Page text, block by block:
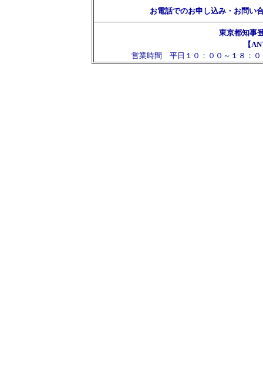
お電話でのお申し込み・お問い
東京都知事
【
営業時間 平日１０：００～１８：